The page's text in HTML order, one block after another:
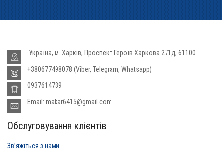
Україна, м. Харків, Проспект Героїв Харкова 271д, 61100
+380677498078 (Viber, Telegram, Whatsapp)
0937614739
Email: makar6415@gmail.com
Обслуговування клієнтів
Звʼяжіться з нами